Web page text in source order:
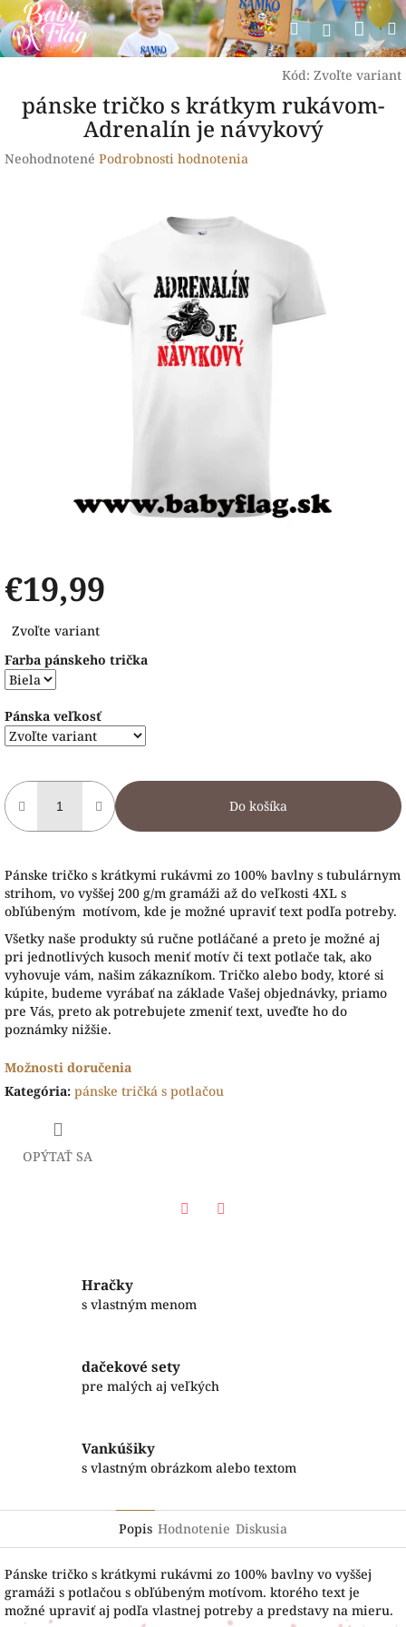
Prejsť
na
obsah
Hľadať
Kód: Zvoľte variant
pánske tričko s krátkym rukávom-
Adrenalín je návykový
Priemerné
Neohodnotené Podrobnosti hodnotenia
€19,99
cena:
Zvoľte variant
Farba pánskeho trička
Pánska veľkosť
Do košíka
Pánske tričko s krátkymi rukávmi zo 100% bavlny s tubulárnym
strihom, vo vyššej 200 g/m gramáži až do veľkosti 4XL s
obľúbeným motívom, kde je možné upraviť text podľa potreby.
Všetky naše produkty sú ručne potláčané a preto je možné aj
pri jednotlivých kusoch meniť motív či text potlače tak, ako
vyhovuje vám, našim zákazníkom. Tričko alebo body, ktoré si
kúpite, budeme vyrábať na základe Vašej objednávky, priamo
pre Vás, preto ak potrebujete zmeniť text, uveďte ho do
poznámky nižšie.
Možnosti doručenia
Kategória: pánske tričká s potlačou
OPÝTAŤ SA
Hračky
s vlastným menom
dačekové sety
pre malých aj veľkých
Vankúšiky
s vlastným obrázkom alebo textom
Popis Hodnotenie Diskusia
Pánske tričko s krátkymi rukávmi zo 100% bavlny vo vyššej
gramáži s potlačou s obľúbeným motívom. ktorého text je
možné upraviť aj podľa vlastnej potreby a predstavy na mieru.